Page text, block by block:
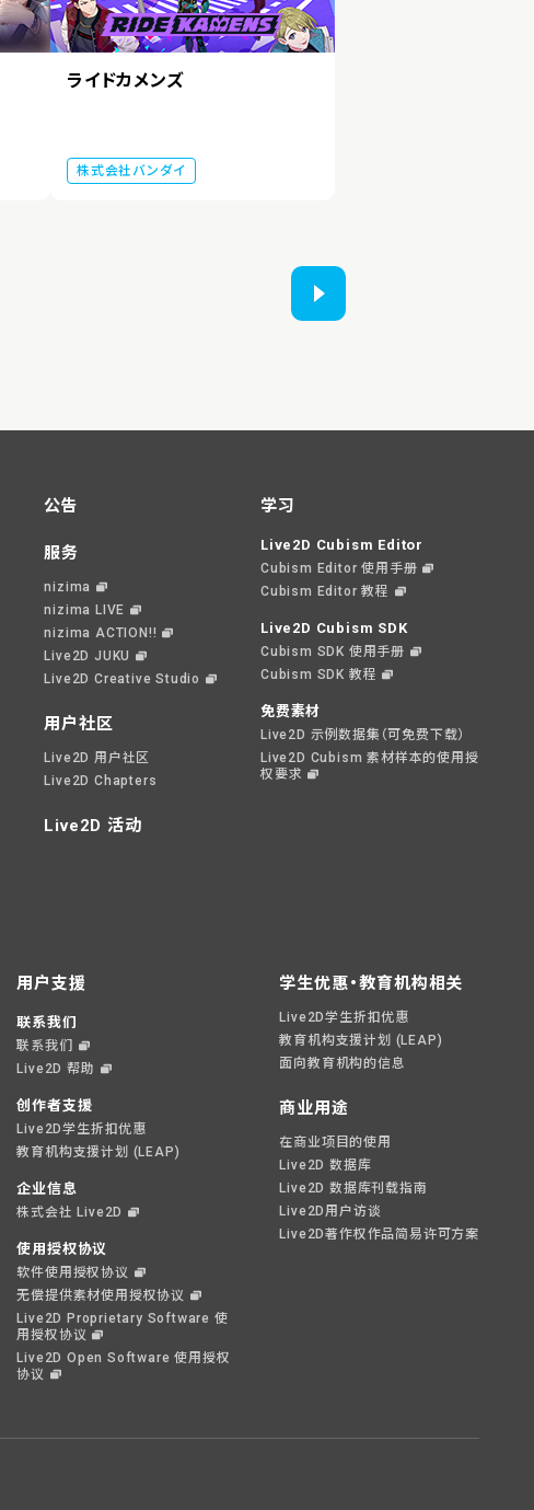
ライドカメンズ
株式会社バンダイ
公告
服务
nizima
nizima LIVE
nizima ACTION!!
Live2D JUKU
Live2D Creative Studio
用户社区
Live2D 用户社区
Live2D Chapters
Live2D 活动
学习
Live2D Cubism Editor
Cubism Editor 使用手册
Cubism Editor 教程
Live2D Cubism SDK
Cubism SDK 使用手册
Cubism SDK 教程
免费素材
Live2D 示例数据集（可免费下载）
Live2D Cubism 素材样本的使用授
权要求
用户支援
联系我们
联系我们
Live2D 帮助
创作者支援
Live2D学生折扣优惠
教育机构支援计划 (LEAP)
企业信息
株式会社 Live2D
使用授权协议
软件使用授权协议
无偿提供素材使用授权协议
Live2D Proprietary Software 使
用授权协议
Live2D Open Software 使用授权
协议
学生优惠・教育机构相关
Live2D学生折扣优惠
教育机构支援计划 (LEAP)
面向教育机构的信息
商业用途
在商业项目的使用
Live2D 数据库
Live2D 数据库刊载指南
Live2D用户访谈
Live2D著作权作品简易许可方案